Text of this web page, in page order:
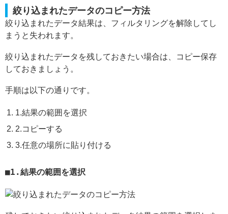
絞り込まれたデータのコピー方法
絞り込まれたデータ結果は、フィルタリングを解除してし
まうと失われます。
絞り込まれたデータを残しておきたい場合は、コピー保存
しておきましょう。
手順は以下の通りです。
1.結果の範囲を選択
2.コピーする
3.任意の場所に貼り付ける
1.結果の範囲を選択